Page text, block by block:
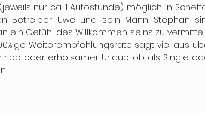
nur ca. 1 Autostunde) möglich. In
Betreiber Uwe und sein Mann Stephan
Gefühl des Willkommen seins zu
Weiterempfehlungsrate sagt viel aus
oder erholsamer Urlaub, ob als Single